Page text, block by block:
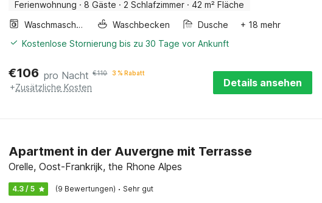
Ferienwohnung · 8 Gäste · 2 Schlafzimmer · 42 m² Fläche
Waschmaschine
Waschbecken Dusche
+ 18 mehr
Kostenlose Stornierung bis zu 30 Tage vor Ankunft
€106 pro Nacht €110 3 % Rabatt
+Zusätzliche Kosten Details ansehen
Apartment in der Auvergne mit Terrasse
Orelle, Oost-Frankrijk, the Rhone Alpes
4.3 / 5 (9 Bewertungen) · Sehr gut